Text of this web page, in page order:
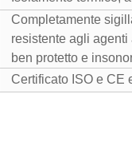
Completamente
resistente agli agenti
ben protetto e
Certificato ISO e CE